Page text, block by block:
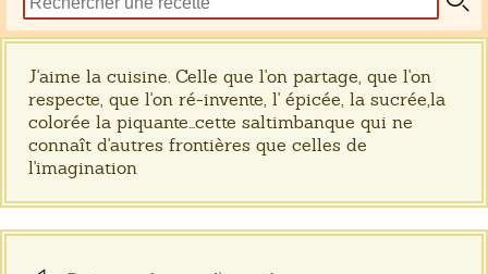
J'aime la cuisine. Celle que l'on partage, que l'on
respecte, que l'on ré-invente, l' épicée, la sucrée,la
colorée la piquante...cette saltimbanque qui ne
connaît d'autres frontières que celles de
l'imagination